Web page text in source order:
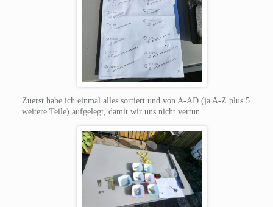
Zuerst habe ich einmal alles sortiert und von A-AD (ja A-Z plus 5
weitere Teile) aufgelegt, damit wir uns nicht vertun.